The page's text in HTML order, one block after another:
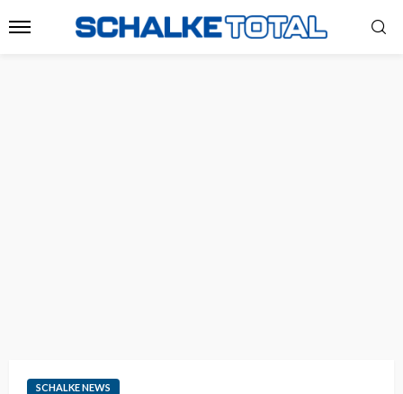
SCHALKE NEWS